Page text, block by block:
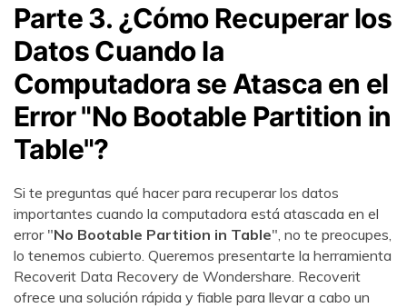
Parte 3. ¿Cómo Recuperar los
Datos Cuando la
Computadora se Atasca en el
Error "No Bootable Partition in
Table"?
Si te preguntas qué hacer para recuperar los datos
importantes cuando la computadora está atascada en el
error "No Bootable Partition in Table", no te preocupes,
lo tenemos cubierto. Queremos presentarte la herramienta
Recoverit Data Recovery de Wondershare. Recoverit
ofrece una solución rápida y fiable para llevar a cabo un